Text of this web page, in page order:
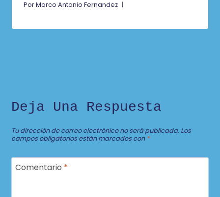
PorMarco Antonio Fernandez
Deja Una Respuesta
Tu dirección de correo electrónico no será publicada. Los
campos obligatorios están marcados con *
Comentario *